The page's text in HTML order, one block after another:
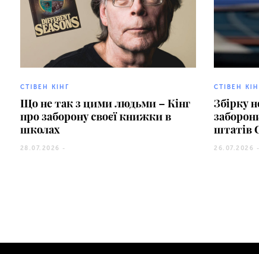
СТІВЕН КІНГ
Що не так з цими людьми – Кінг
про заборону своєї книжки в
школах
28.07.2026 -
СТІВЕН
Збірку
штатів
26.07.2026 -